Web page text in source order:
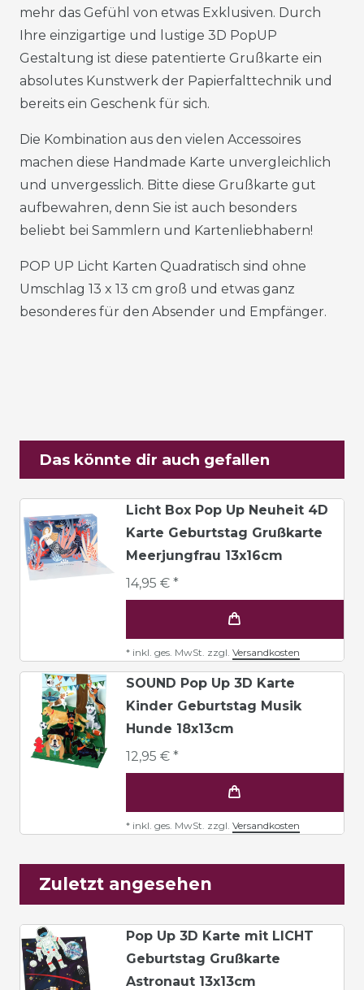
mehr das Gefühl von etwas Exklusiven. Durch
Ihre einzigartige und lustige 3D PopUP
Gestaltung ist diese patentierte Grußkarte ein
absolutes Kunstwerk der Papierfalttechnik und
bereits ein Geschenk für sich.
Die Kombination aus den vielen Accessoires
machen diese Handmade Karte unvergleichlich
und unvergesslich. Bitte diese Grußkarte gut
aufbewahren, denn Sie ist auch besonders
beliebt bei Sammlern und Kartenliebhabern!
POP UP Licht Karten Quadratisch sind ohne
Umschlag 13 x 13 cm groß und etwas ganz
besonderes für den Absender und Empfänger.
Das könnte dir auch gefallen
Licht Box Pop Up Neuheit 4D
Karte Geburtstag Grußkarte
Meerjungfrau 13x16cm
14,95 € *
* inkl. ges. MwSt. zzgl. Versandkosten
SOUND Pop Up 3D Karte
Kinder Geburtstag Musik
Hunde 18x13cm
12,95 € *
* inkl. ges. MwSt. zzgl. Versandkosten
Zuletzt angesehen
Pop Up 3D Karte mit LICHT
Geburtstag Grußkarte
Astronaut 13x13cm